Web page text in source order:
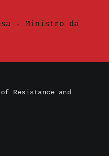
Resistance and